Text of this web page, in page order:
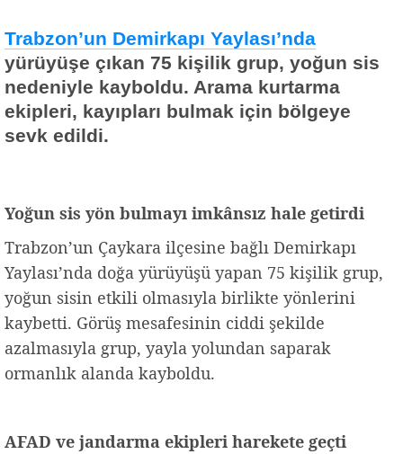
Trabzon’un Demirkapı Yaylası’nda
yürüyüşe çıkan 75 kişilik grup, yoğun sis
nedeniyle kayboldu. Arama kurtarma
ekipleri, kayıpları bulmak için bölgeye
sevk edildi.
Yoğun sis yön bulmayı imkânsız hale getirdi
Trabzon’un Çaykara ilçesine bağlı Demirkapı
Yaylası’nda doğa yürüyüşü yapan 75 kişilik grup,
yoğun sisin etkili olmasıyla birlikte yönlerini
kaybetti. Görüş mesafesinin ciddi şekilde
azalmasıyla grup, yayla yolundan saparak
ormanlık alanda kayboldu.
AFAD ve jandarma ekipleri harekete geçti